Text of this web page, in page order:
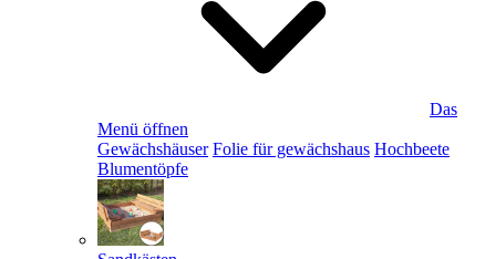
Das
Menü öffnen
Gewächshäuser Folie für gewächshaus Hochbeete
Blumentöpfe